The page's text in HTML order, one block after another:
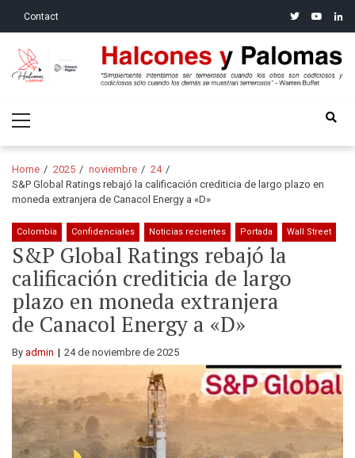
Contact twitteryoutube
Halcones y Palomas
Menu
Home 2025 noviembre
24
S&P Global Ratings rebajó la calificación crediticia de largo plazo en
moneda extranjera de Canacol Energy a «D»
Colombia Confidenciales Noticias recientes Portada Wall Street
S&P Global Ratings rebajó la
calificación crediticia de largo
plazo en moneda extranjera
de Canacol Energy a «D»
By admin 24 de noviembre de 2025